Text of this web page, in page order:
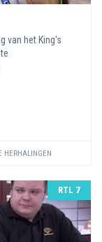
van het King's
HERHALINGEN
RTL 7